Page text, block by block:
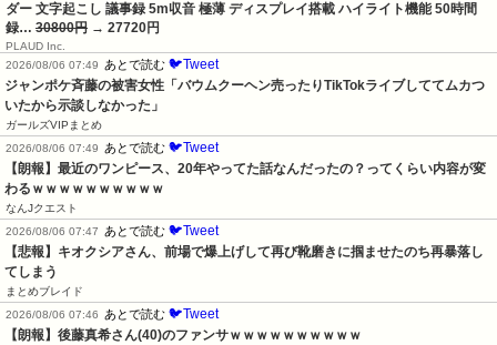
ダー 文字起こし 議事録 5m収音 極薄 ディスプレイ搭載 ハイライト機能 50時間
録… 30800円 → 27720円
PLAUD Inc.
2026/08/06 07:49 あとで読む 🐦Tweet
ジャンポケ斉藤の被害女性「バウムクーヘン売ったりTikTokライブしててムカつ
いたから示談しなかった」
ガールズVIPまとめ
2026/08/06 07:49 あとで読む 🐦Tweet
【朗報】最近のワンピース、20年やってた話なんだったの？ってくらい内容が変
わるｗｗｗｗｗｗｗｗｗｗ
なんJクエスト
2026/08/06 07:47 あとで読む 🐦Tweet
【悲報】キオクシアさん、前場で爆上げして再び靴磨きに掴ませたのち再暴落し
てしまう
まとめブレイド
2026/08/06 07:46 あとで読む 🐦Tweet
【朗報】後藤真希さん(40)のファンサｗｗｗｗｗｗｗｗｗｗ